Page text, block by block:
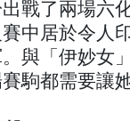
戰了兩場六
中居於令人
。與「伊妙女
駒都需要讓